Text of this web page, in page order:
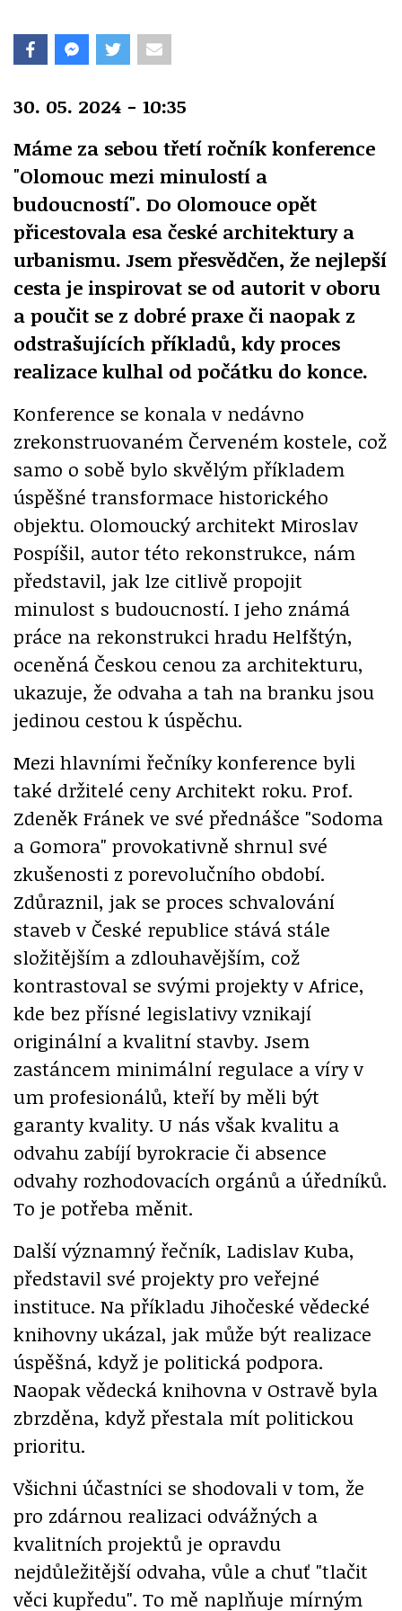
30. 05. 2024 - 10:35
Máme za sebou třetí ročník konference
"Olomouc mezi minulostí a
budoucností". Do Olomouce opět
přicestovala esa české architektury a
urbanismu. Jsem přesvědčen, že nejlepší
cesta je inspirovat se od autorit v oboru
a poučit se z dobré praxe či naopak z
odstrašujících příkladů, kdy proces
realizace kulhal od počátku do konce.
Konference se konala v nedávno
zrekonstruovaném Červeném kostele, což
samo o sobě bylo skvělým příkladem
úspěšné transformace historického
objektu. Olomoucký architekt Miroslav
Pospíšil, autor této rekonstrukce, nám
představil, jak lze citlivě propojit
minulost s budoucností. I jeho známá
práce na rekonstrukci hradu Helfštýn,
oceněná Českou cenou za architekturu,
ukazuje, že odvaha a tah na branku jsou
jedinou cestou k úspěchu.
Mezi hlavními řečníky konference byli
také držitelé ceny Architekt roku. Prof.
Zdeněk Fránek ve své přednášce "Sodoma
a Gomora" provokativně shrnul své
zkušenosti z porevolučního období.
Zdůraznil, jak se proces schvalování
staveb v České republice stává stále
složitějším a zdlouhavějším, což
kontrastoval se svými projekty v Africe,
kde bez přísné legislativy vznikají
originální a kvalitní stavby. Jsem
zastáncem minimální regulace a víry v
um profesionálů, kteří by měli být
garanty kvality. U nás však kvalitu a
odvahu zabíjí byrokracie či absence
odvahy rozhodovacích orgánů a úředníků.
To je potřeba měnit.
Další významný řečník, Ladislav Kuba,
představil své projekty pro veřejné
instituce. Na příkladu Jihočeské vědecké
knihovny ukázal, jak může být realizace
úspěšná, když je politická podpora.
Naopak vědecká knihovna v Ostravě byla
zbrzděna, když přestala mít politickou
prioritu.
Všichni účastníci se shodovali v tom, že
pro zdárnou realizaci odvážných a
kvalitních projektů je opravdu
nejdůležitější odvaha, vůle a chuť "tlačit
věci kupředu". To mě naplňuje mírným